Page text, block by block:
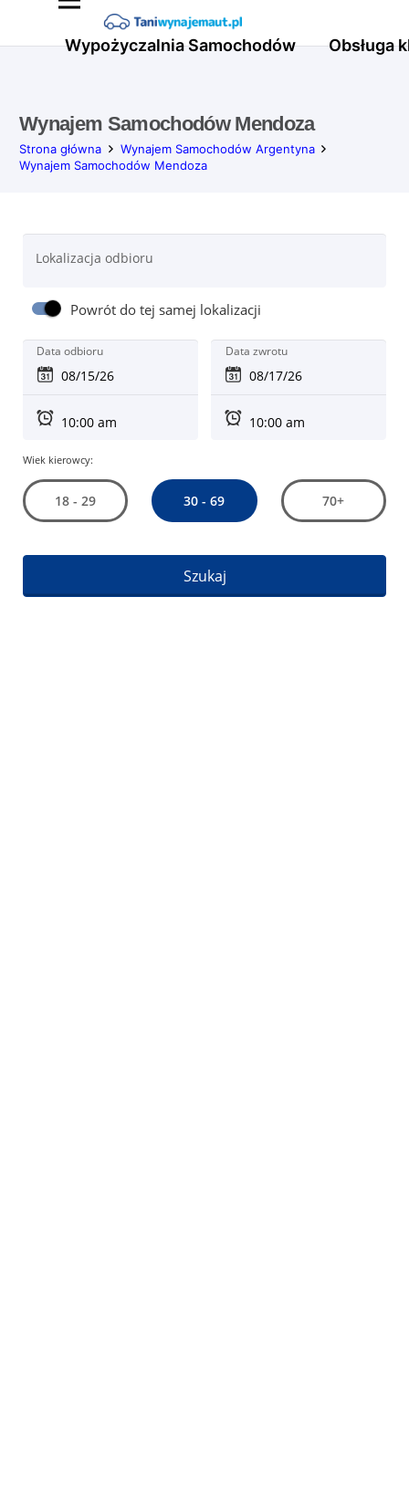
Wypożyczalnia Samochodów Obsługa
Wynajem Samochodów Mendoza
Strona główna
Wynajem Samochodów Argentyna
Wynajem Samochodów Mendoza
Lokalizacja odbioru
Powrót do tej samej lokalizacji
Data odbioru Data zwrotu
Wiek kierowcy:
18 - 29 30 - 69 70+
Szukaj